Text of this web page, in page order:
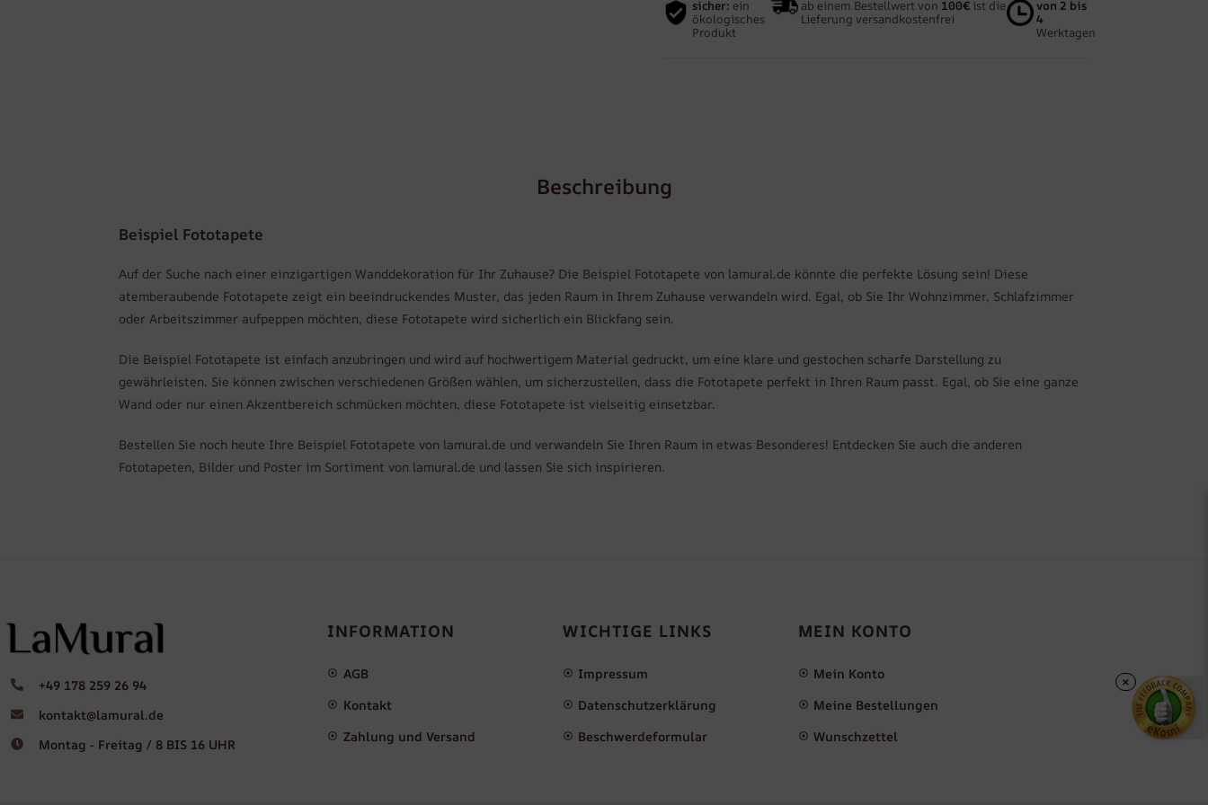
sicher: ein
ökologisches
Produkt
ab einem Bestellwert von 100€ ist die
Lieferung versandkostenfrei
von 2 bis
4
Werktagen
Beschreibung
Beispiel Fototapete
Auf der Suche nach einer einzigartigen Wanddekoration für Ihr Zuhause? Die Beispiel Fototapete von lamural.de könnte die perfekte Lösung sein! Diese
atemberaubende Fototapete zeigt ein beeindruckendes Muster, das jeden Raum in Ihrem Zuhause verwandeln wird. Egal, ob Sie Ihr Wohnzimmer, Schlafzimmer
oder Arbeitszimmer aufpeppen möchten, diese Fototapete wird sicherlich ein Blickfang sein.
Die Beispiel Fototapete ist einfach anzubringen und wird auf hochwertigem Material gedruckt, um eine klare und gestochen scharfe Darstellung zu
gewährleisten. Sie können zwischen verschiedenen Größen wählen, um sicherzustellen, dass die Fototapete perfekt in Ihren Raum passt. Egal, ob Sie eine ganze
Wand oder nur einen Akzentbereich schmücken möchten, diese Fototapete ist vielseitig einsetzbar.
Bestellen Sie noch heute Ihre Beispiel Fototapete von lamural.de und verwandeln Sie Ihren Raum in etwas Besonderes! Entdecken Sie auch die anderen
Fototapeten, Bilder und Poster im Sortiment von lamural.de und lassen Sie sich inspirieren.
+49 178 259 26 94
kontakt@lamural.de
Montag - Freitag / 8 BIS 16 UHR
INFORMATION
AGB
Kontakt
Zahlung und Versand
WICHTIGE LINKS
Impressum
Datenschutzerklärung
Beschwerdeformular
MEIN KONTO
Mein Konto
Meine Bestellungen
Wunschzettel
×